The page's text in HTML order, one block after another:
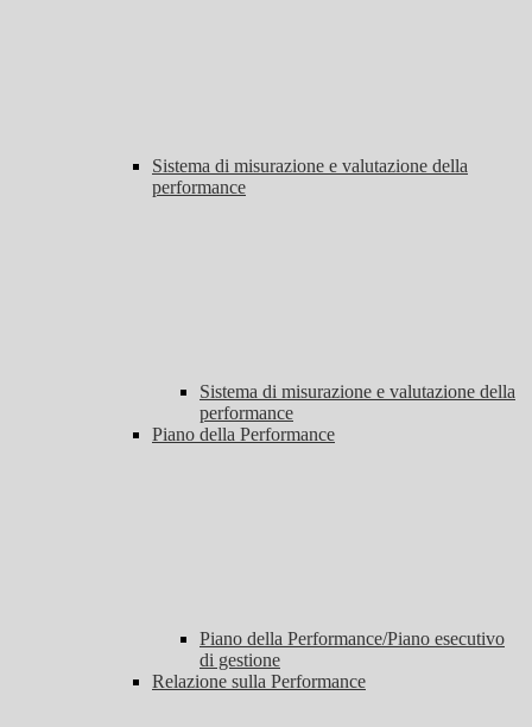
Sistema di misurazione e valutazione della
performance
Sistema di misurazione e valutazione della
performance
Piano della Performance
Piano della Performance/Piano esecutivo
di gestione
Relazione sulla Performance